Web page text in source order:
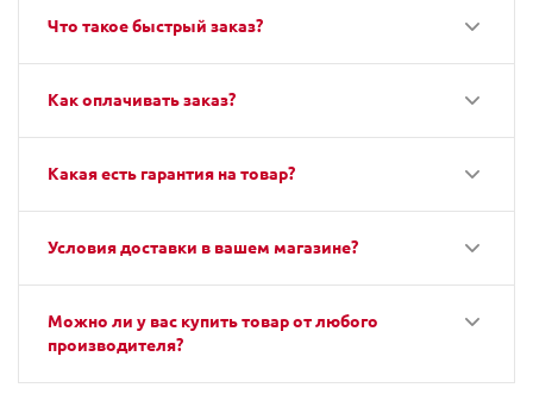
Что такое быстрый заказ?
Как оплачивать заказ?
Какая есть гарантия на товар?
Условия доставки в вашем магазине?
Можно ли у вас купить товар от любого
производителя?